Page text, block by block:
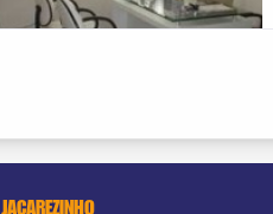
JACAREZINHO